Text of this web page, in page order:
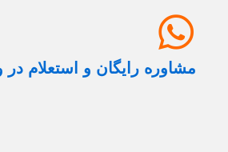
مشاوره رایگان و استعلام در